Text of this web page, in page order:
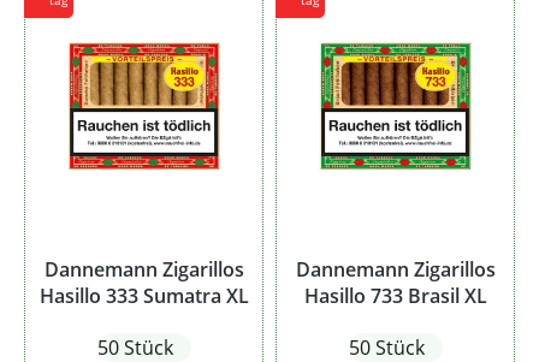
Dannemann Zigarillos
Hasillo 333 Sumatra XL
50 Stück
Dannemann Zigarillos
Hasillo 733 Brasil XL
50 Stück